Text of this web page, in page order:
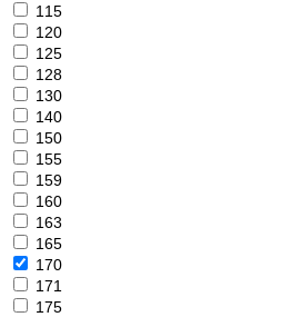
115
120
125
128
130
140
150
155
159
160
163
165
170
171
175